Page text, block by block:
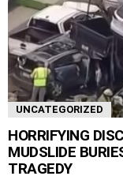
UNCATEGORIZED
HORRIFYING
MUDSLIDE
TRAGEDY